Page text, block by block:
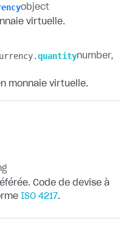
object
virtuelle.
quantitynumber
monnaie virtuelle.
Code de devise à
ISO 4217.